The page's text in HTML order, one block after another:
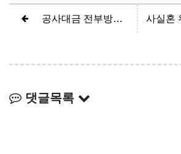
공사대금 전부방어 (원고 청구기각, 피고 전부승소)
댓글목록